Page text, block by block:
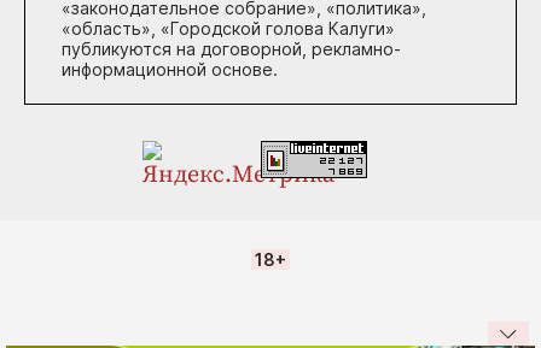
«законодательное собрание», «политика»,
«область», «Городской голова Калуги»
публикуются на договорной, рекламно-
информационной основе.
18+